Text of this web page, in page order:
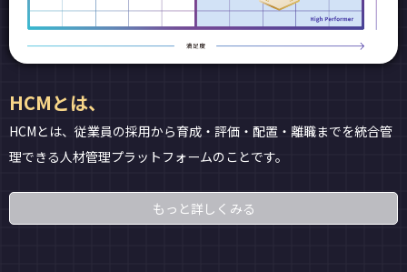
HCMとは、
HCMとは、従業員の採用から育成・評価・配置・離職までを統合管
理できる人材管理プラットフォームのことです。
もっと詳しくみる